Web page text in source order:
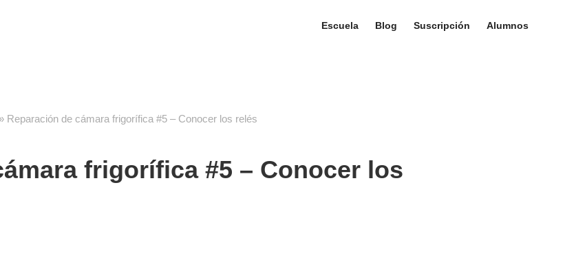
Escuela Blog Suscripción Alumnos
» Reparación de cámara frigorífica #5 – Conocer los relés
frigorífica #5 – Conocer los